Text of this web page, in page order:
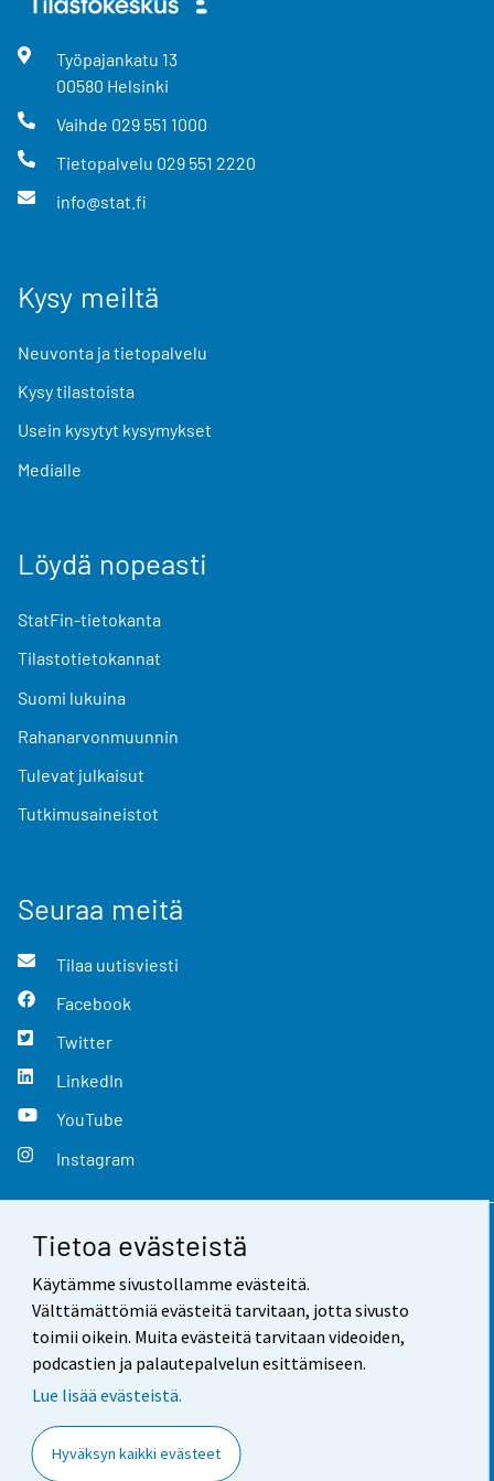
Tietoa evästeistä
Käytämme sivustollamme evästeitä.
Välttämättömiä evästeitä tarvitaan, jotta sivusto
toimii oikein. Muita evästeitä tarvitaan videoiden,
podcastien ja palautepalvelun esittämiseen.
Lue lisää evästeistä.
Hyväksyn kaikki evästeet
Työpajankatu 13
00580 Helsinki
Vaihde 029 551 1000
Tietopalvelu 029 551 2220
info@stat.fi
Kysy meiltä
Neuvonta ja tietopalvelu
Kysy tilastoista
Usein kysytyt kysymykset
Medialle
Löydä nopeasti
StatFin-tietokanta
Tilastotietokannat
Suomi lukuina
Rahanarvonmuunnin
Tulevat julkaisut
Tutkimusaineistot
Seuraa meitä
Tilaa uutisviesti
Facebook
Twitter
LinkedIn
YouTube
Instagram
Yhteystiedot
Palaute
Käyttöehdot
Saavutettavuus
Tietoa sivustosta